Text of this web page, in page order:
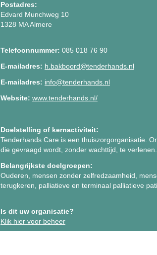
Postadres:
Edvard Munchweg 10
1328 MA Almere
Telefoonnummer: 085 018 76 90
E-mailadres: h.bakboord@tenderhands.nl
E-mailadres: info@tenderhands.nl
Website: www.tenderhands.nl/
Doelstelling of kernactiviteit:
Tenderhands Care is een thuiszorgorganisatie.
die gevraagd wordt, zonder wachttijd, te verlenen.
Belangrijkste doelgroepen:
Ouderen, mensen zonder zelfredzaamheid,
terugkeren, palliatieve en terminaal palliatieve
Is dit uw organisatie?
Klik hier voor beheer